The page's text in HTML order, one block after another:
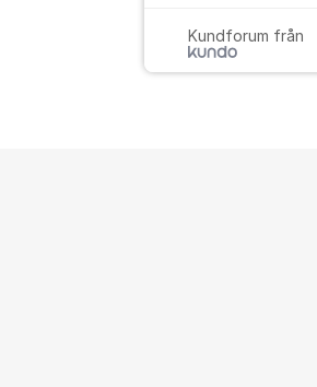
Kundforum från